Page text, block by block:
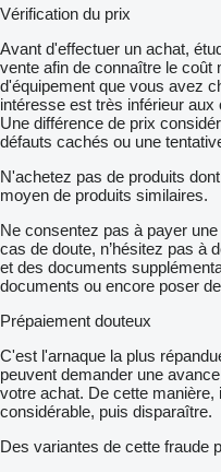
Vérification du prix
Avant d'effectuer un achat,
vente afin de connaître le coût
d'équipement que vous avez
intéresse est très inférieur
Une différence de prix
défauts cachés ou une
N'achetez pas de produits
moyen de produits similaires.
Ne consentez pas à payer
cas de doute, n’hésitez pas à
et des documents
documents ou encore poser
Prépaiement douteux
C'est l'arnaque la plus
peuvent demander une
votre achat. De cette
considérable, puis disparaître.
Des variantes de cette fraude